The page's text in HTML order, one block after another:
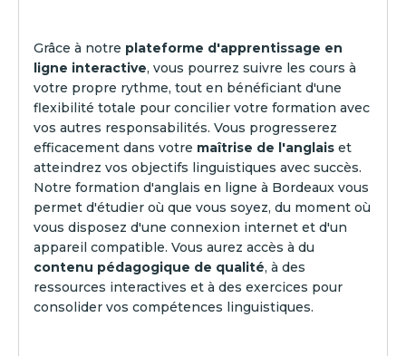
Grâce à notre plateforme d'apprentissage en
ligne interactive, vous pourrez suivre les cours à
votre propre rythme, tout en bénéficiant d'une
flexibilité totale pour concilier votre formation avec
vos autres responsabilités. Vous progresserez
efficacement dans votre maîtrise de l'anglais et
atteindrez vos objectifs linguistiques avec succès.
Notre formation d'anglais en ligne à Bordeaux vous
permet d'étudier où que vous soyez, du moment où
vous disposez d'une connexion internet et d'un
appareil compatible. Vous aurez accès à du
contenu pédagogique de qualité, à des
ressources interactives et à des exercices pour
consolider vos compétences linguistiques.